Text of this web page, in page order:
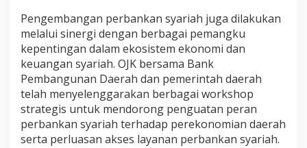
Pengembangan perbankan syariah juga dilakukan
melalui sinergi dengan berbagai pemangku
kepentingan dalam ekosistem ekonomi dan
keuangan syariah. OJK bersama Bank
Pembangunan Daerah dan pemerintah daerah
telah menyelenggarakan berbagai workshop
strategis untuk mendorong penguatan peran
perbankan syariah terhadap perekonomian daerah
serta perluasan akses layanan perbankan syariah.